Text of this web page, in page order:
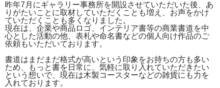
昨年7月にギャラリー事務所を開設させていただいた後、あ
りがたいことに取材していただくことも増え、お声をかけ
ていただくことも多くなりました。
現在は、企業や商品ロゴ、インテリア書等の商業書道を中
心とした活動の他、表札や命名書などの個人向け作品のご
依頼もいただいております。
書道はまだまだ格式が高いという印象をお持ちの方も多い
ため、もっと書を日常に、気軽に取り入れていただきたい
という想いで、現在は木製コースターなどの雑貨にも力を
入れております。